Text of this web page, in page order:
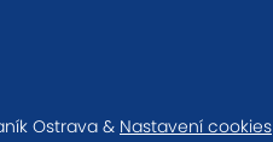
Ostrava & Nastavení cookies